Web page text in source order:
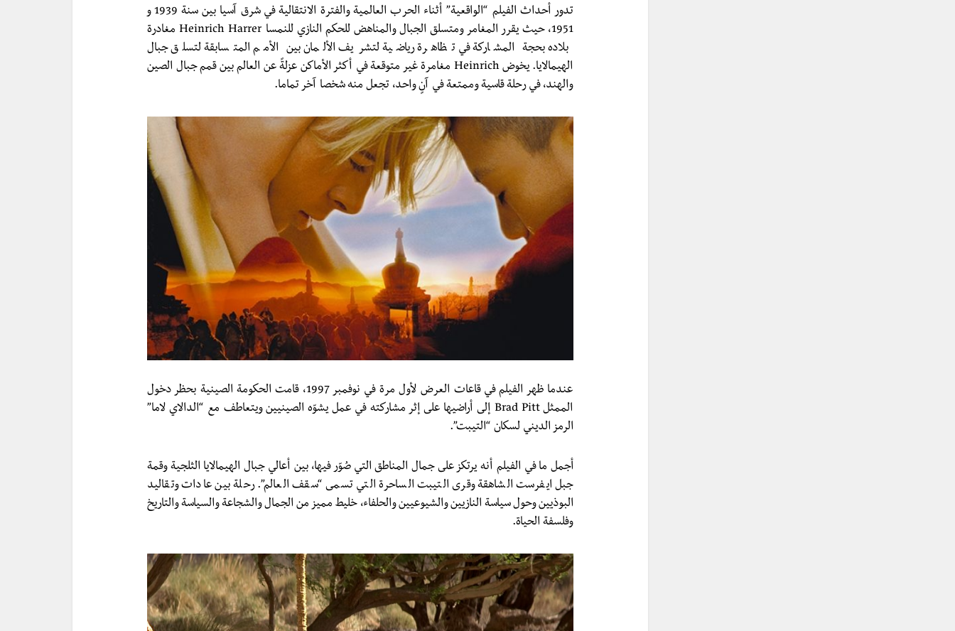
تدور أحداث الفيلم “الواقعية” أثناء الحرب العالمية والفترة الانتقالية في شرق آسيا بين سنة 1939 و
1951، حيث يقرر المغامر ومتسلق الجبال والمناهض للحكم النازي للنمسا Heinrich Harrer مغادرة
بلاده بحجة المشاركة في تظاهرة رياضية لتشريف الألمان بين الأمم المتسابقة لتسلق جبال
الهيمالايا. يخوض Heinrich مغامرة غير متوقعة في أكثر الأماكن عزلةً عن العالم بين قمم جبال الصين
والهند، في رحلة قاسية وممتعة في آنٍ واحد، تجعل منه شخصا آخر تماما.
عندما ظهر الفيلم في قاعات العرض لأول مرة في نوفمبر 1997، قامت الحكومة الصينية بحظر دخول
الممثل Brad Pitt إلى أراضيها على إثر مشاركته في عمل يشوّه الصينيين ويتعاطف مع “الدالاي لاما”
الرمز الديني لسكان “التيبت”.
أجمل ما في الفيلم أنه يرتكز على جمال المناطق التي صُوّر فيها، بين أعالي جبال الهيمالايا الثلجية وقمة
جبل ايفرست الشاهقة وقرى التيبت الساحرة التي تسمى “سقف العالم”. رحلة بين عادات وتقاليد
البوذيين وحول سياسة النازيين والشيوعيين والحلفاء، خليط مميز من الجمال والشجاعة والسياسة والتاريخ
وفلسفة الحياة.